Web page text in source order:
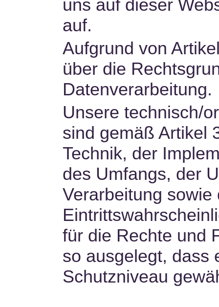
uns auf dieser
auf.
Aufgrund von
über die
Datenverarbeitung.
Unsere technisch/
sind gemäß Artikel
Technik, der
des Umfangs, der
Verarbeitung
für die Rechte und
so ausgelegt, dass
Schutzniveau